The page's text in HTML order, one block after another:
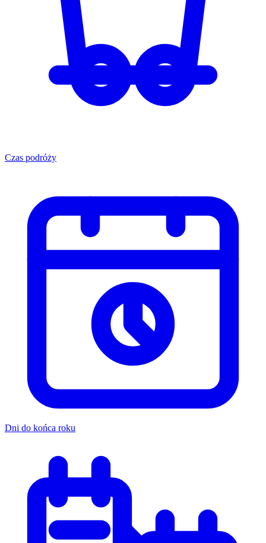
Czas podróży
Dni do końca roku